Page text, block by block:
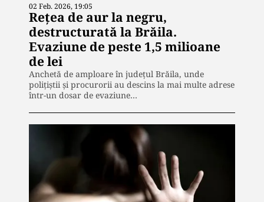
02 Feb. 2026, 19:05
Rețea de aur la negru,
destructurată la Brăila.
Evaziune de peste 1,5 milioane
de lei
Anchetă de amploare în județul Brăila, unde
polițiștii și procurorii au descins la mai multe adrese
într-un dosar de evaziune…